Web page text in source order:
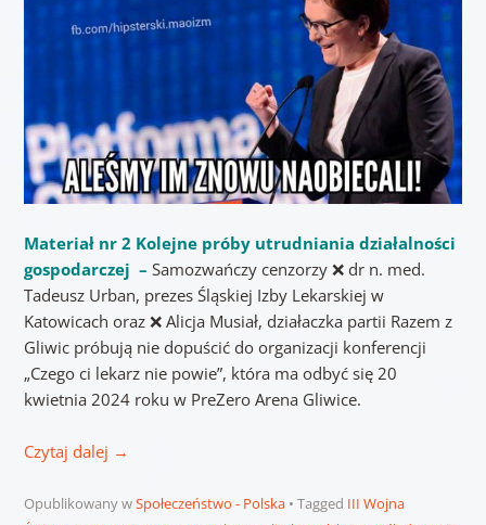
Materiał nr 2 Kolejne próby utrudniania działalności
gospodarczej – Samozwańczy cenzorzy ❌ dr n. med.
Tadeusz Urban, prezes Śląskiej Izby Lekarskiej w
Katowicach oraz ❌ Alicja Musiał, działaczka partii Razem z
Gliwic próbują nie dopuścić do organizacji konferencji
„Czego ci lekarz nie powie”, która ma odbyć się 20
kwietnia 2024 roku w PreZero Arena Gliwice.
Czytaj dalej →
Opublikowany wSpołeczeństwo - Polska Tagged III Wojna